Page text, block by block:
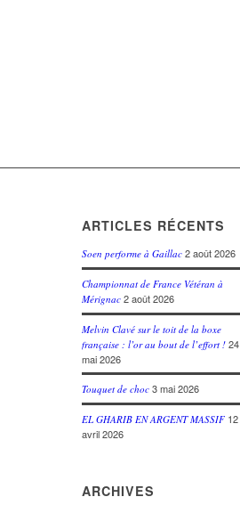
ARTICLES RÉCENTS
Soen performe à Gaillac 2 août 2026
Championnat de France Vétéran à
Mérignac 2 août 2026
Melvin Clavé sur le toit de la boxe
française : l’or au bout de l’effort ! 24
mai 2026
Touquet de choc 3 mai 2026
EL GHARIB EN ARGENT MASSIF 12
avril 2026
ARCHIVES